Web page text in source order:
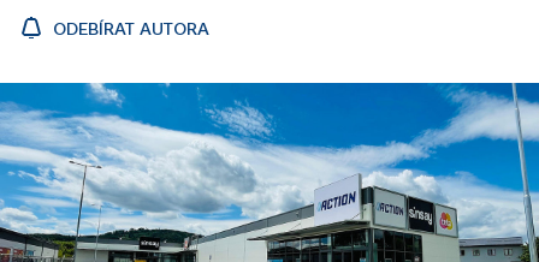
ODEBÍRAT AUTORA